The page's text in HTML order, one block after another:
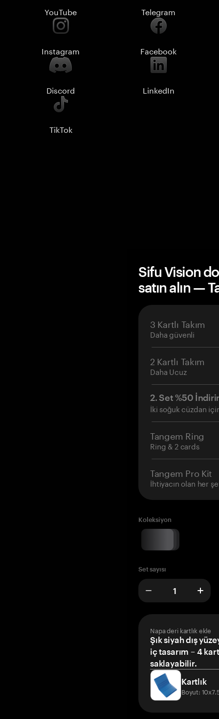
YouTube Telegram
Instagram Facebook
Discord LinkedIn
TikTok
Sifu Vision
satın alın —
3 Kartlı Takım
Daha güvenli
2 Kartlı Takım
Daha Ucuz
2. Set %50
İki soğuk cüzdan
Tangem Ring
Ring & 2 cards
Tangem Pro Kit
İhtiyacın olan her
Koleksiyon
Set sayısı
Napa deri kartlık ekle
Şık siyah dış
iç tasarım – 4
saklayabilir.
Kartlık
Boyut: